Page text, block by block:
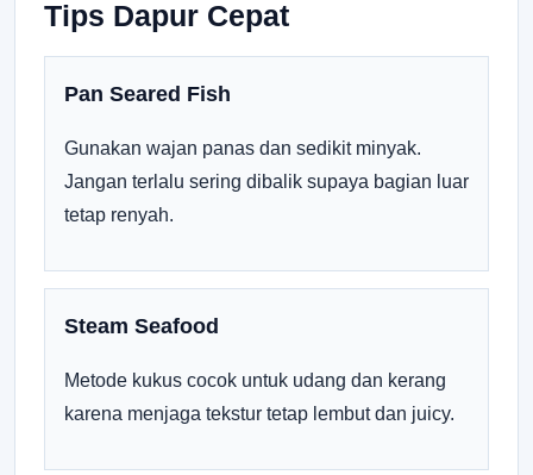
Tips Dapur Cepat
Pan Seared Fish
Gunakan wajan panas dan sedikit minyak.
Jangan terlalu sering dibalik supaya bagian luar
tetap renyah.
Steam Seafood
Metode kukus cocok untuk udang dan kerang
karena menjaga tekstur tetap lembut dan juicy.